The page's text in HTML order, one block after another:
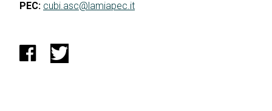
PEC: cubi.asc@lamiapec.it